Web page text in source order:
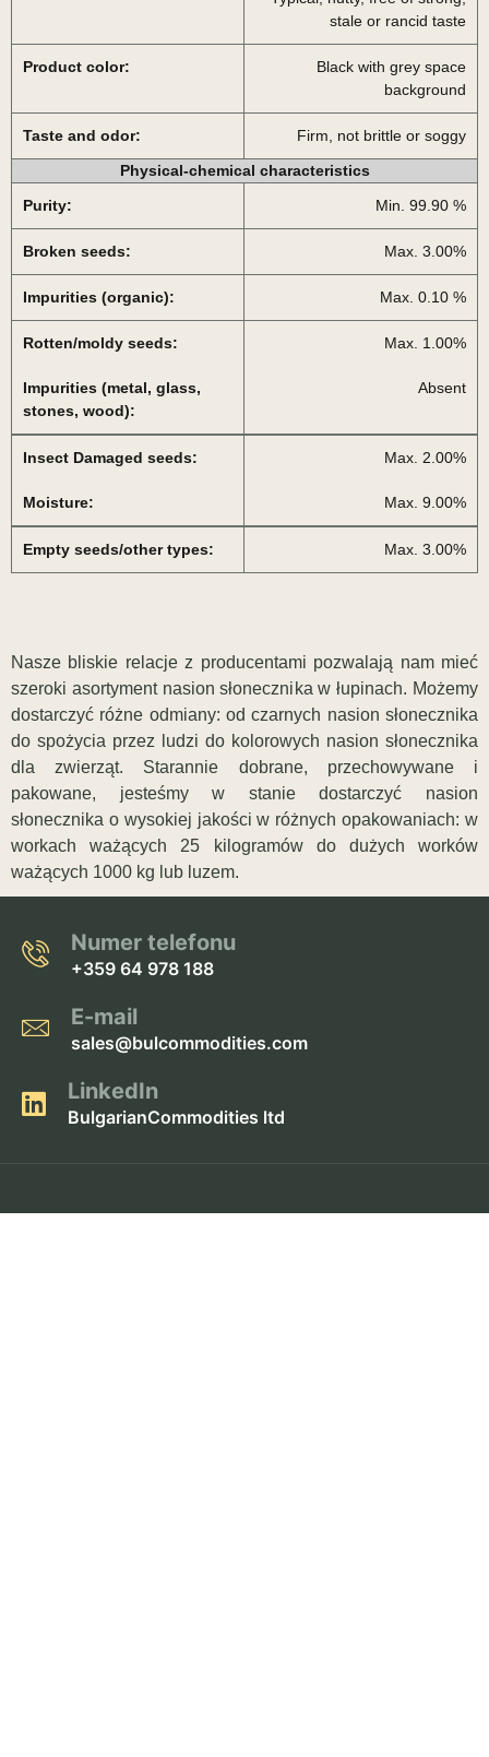
stale or rancid taste
Product color:
Black with grey space
background
Taste and odor:
Firm, not brittle or soggy
Physical-chemical characteristics
Purity:
Min. 99.90 %
Broken seeds: Max. 3.00%
Impurities (organic): Max. 0.10 %
Rotten/moldy seeds: Max. 1.00%
Impurities (metal, glass,
stones, wood):
Absent
Insect Damaged seeds: Max. 2.00%
Moisture: Max. 9.00%
Empty seeds/other types: Max. 3.00%
Nasze bliskie relacje z producentami pozwalają nam mieć
szeroki asortyment nasion słonecznika w łupinach. Możemy
dostarczyć różne odmiany: od czarnych nasion słonecznika
do spożycia przez ludzi do kolorowych nasion słonecznika
dla zwierząt. Starannie dobrane, przechowywane i
pakowane, jesteśmy w stanie dostarczyć nasion
słonecznika o wysokiej jakości w różnych opakowaniach: w
workach ważących 25 kilogramów do dużych worków
ważących 1000 kg lub luzem.
Numer telefonu
+359 64 978 188
E-mail
sales@bulcommodities.com
LinkedIn
BulgarianCommodities ltd